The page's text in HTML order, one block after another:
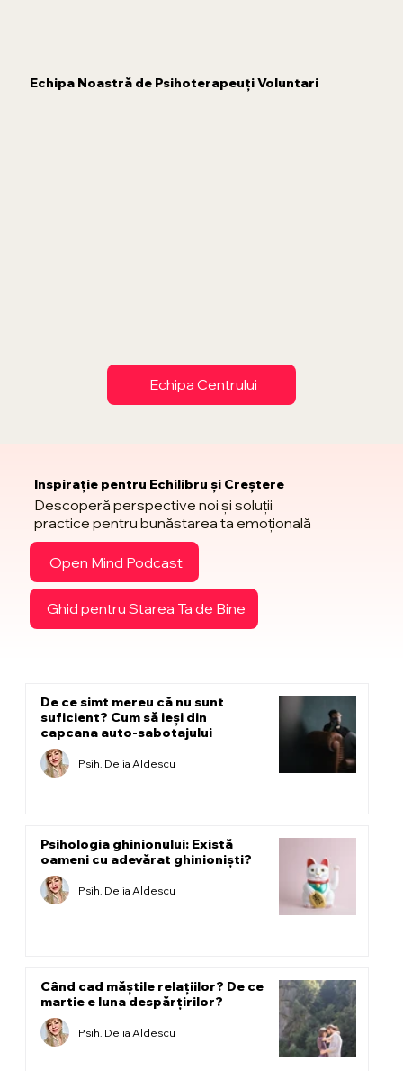
Echipa Noastră de Psihoterapeuți Voluntari
Echipa Centrului
Inspirație pentru Echilibru și Creștere
Descoperă perspective noi și soluții
practice pentru bunăstarea ta emoțională
Open Mind Podcast
Ghid pentru Starea Ta de Bine
De ce simt mereu că nu sunt
suficient? Cum să ieși din
capcana auto-sabotajului
Psih. Delia Aldescu
Psihologia ghinionului: Există
oameni cu adevărat ghinioniști?
Psih. Delia Aldescu
Când cad măștile relațiilor? De ce
martie e luna despărțirilor?
Psih. Delia Aldescu